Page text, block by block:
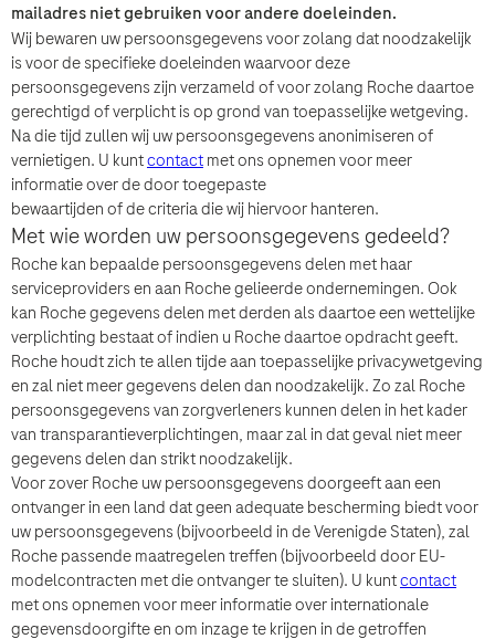
mailadres niet gebruiken voor andere doeleinden.
Wij bewaren uw persoonsgegevens voor zolang dat noodzakelijk
is voor de specifieke doeleinden waarvoor deze
persoonsgegevens zijn verzameld of voor zolang Roche daartoe
gerechtigd of verplicht is op grond van toepasselijke wetgeving.
Na die tijd zullen wij uw persoonsgegevens anonimiseren of
vernietigen. U kuntcontactmet ons opnemen voor meer
informatie over de door toegepaste
bewaartijden of de criteria die wij hiervoor hanteren.
Met wie worden uw persoonsgegevens gedeeld?
Roche kan bepaalde persoonsgegevens delen met haar
serviceproviders en aan Roche gelieerde ondernemingen. Ook
kan Roche gegevens delen met derden als daartoe een wettelijke
verplichting bestaat of indien u Roche daartoe opdracht geeft.
Roche houdt zich te allen tijde aan toepasselijke privacywetgeving
en zal niet meer gegevens delen dan noodzakelijk. Zo zal Roche
persoonsgegevens van zorgverleners kunnen delen in het kader
van transparantieverplichtingen, maar zal in dat geval niet meer
gegevens delen dan strikt noodzakelijk.
Voor zover Roche uw persoonsgegevens doorgeeft aan een
ontvanger in een land dat geen adequate bescherming biedt voor
uw persoonsgegevens (bijvoorbeeld in de Verenigde Staten), zal
Roche passende maatregelen treffen (bijvoorbeeld door EU-
modelcontracten met die ontvanger te sluiten). U kuntcontact
met ons opnemen voor meer informatie over internationale
gegevensdoorgifte en om inzage tekrijgen in de getroffen